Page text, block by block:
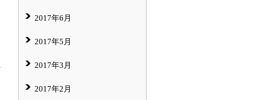
2017年6月
2017年5月
2017年3月
2017年2月